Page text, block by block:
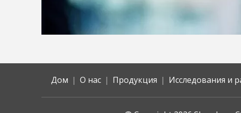
Дом | О нас | Продукция | Исследования и